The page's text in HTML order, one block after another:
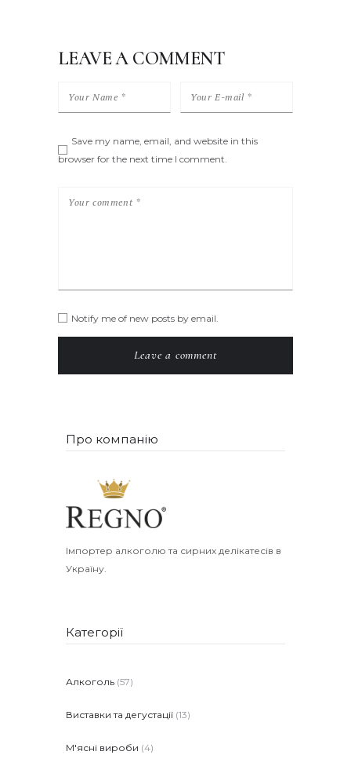
LEAVE A COMMENT
Save my name, email, and website in this
browser for the next time I comment.
Notify me of new posts by email.
Про компанію
Імпортер алкоголю та сирних делікатесів в
Україну.
Категорії
Алкоголь (57)
Виставки та дегустації (13)
М'ясні вироби (4)